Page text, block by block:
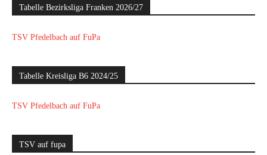
Tabelle Bezirksliga Franken 2026/27
TSV Pfedelbach auf FuPa
Tabelle Kreisliga B6 2024/25
TSV Pfedelbach auf FuPa
TSV auf fupa